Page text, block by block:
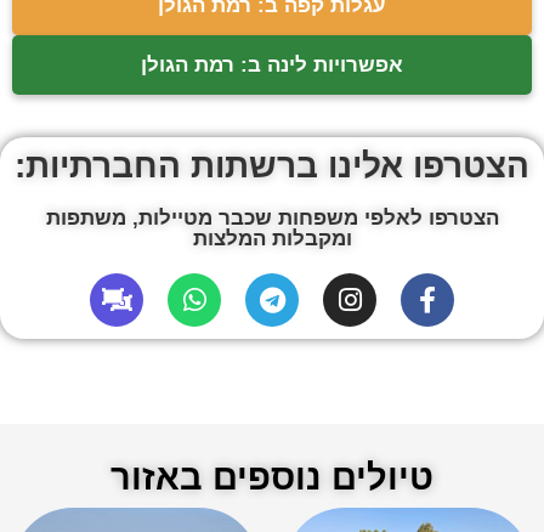
עגלות קפה ב: רמת הגולן
אפשרויות לינה ב: רמת הגולן
הצטרפו אלינו ברשתות החברתיות:
הצטרפו לאלפי משפחות שכבר מטיילות, משתפות
ומקבלות המלצות
טיולים נוספים באזור